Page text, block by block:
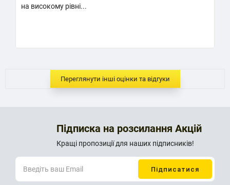
на високому рівні...
Переглянути інші оцінки та відгуки
Підписка на розсилання Акцій
Кращі пропозиції для наших підписників!